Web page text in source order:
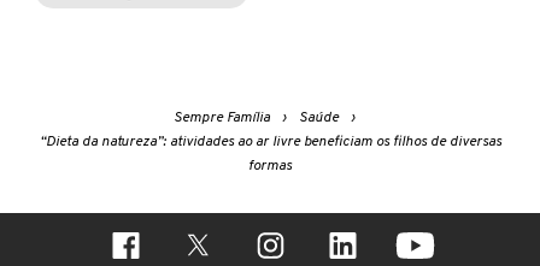
Sempre Família
Saúde
“Dieta da natureza”: atividades ao ar livre beneficiam os filhos de diversas
formas